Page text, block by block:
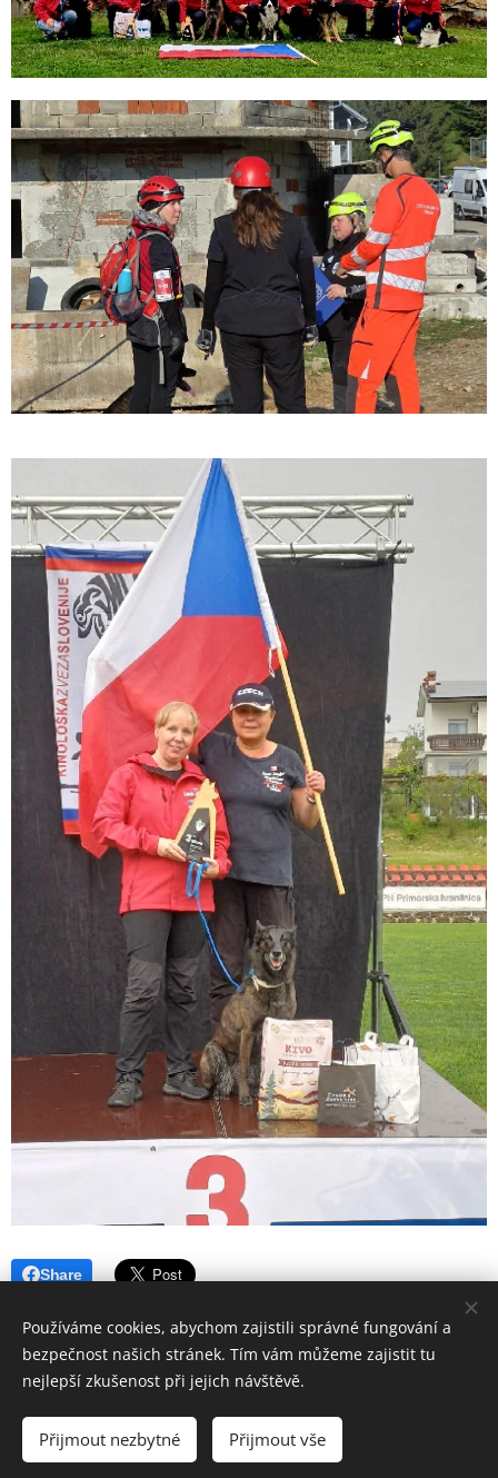
Share
Aktualizováno 6.7.2026
Cookies
Používáme cookies, abychom zajistili správné fungování a
bezpečnost našich stránek. Tím vám můžeme zajistit tu
nejlepší zkušenost při jejich návštěvě.
Přijmout nezbytné Přijmout vše